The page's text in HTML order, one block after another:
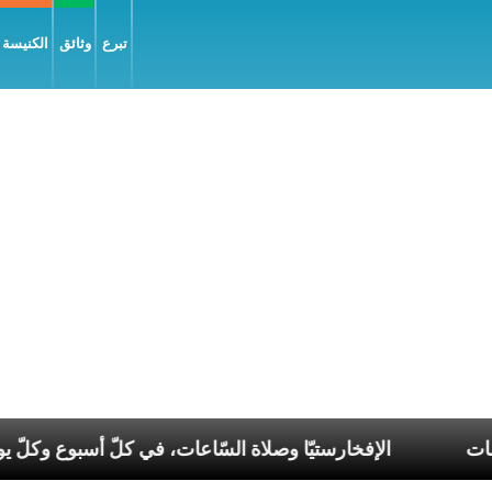
وثائق تبرع
الإفخارستيّا وصلاة السّاعات، عصر الانقسامات